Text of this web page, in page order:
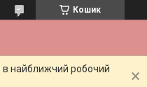
Кошик
в найближчий робочий